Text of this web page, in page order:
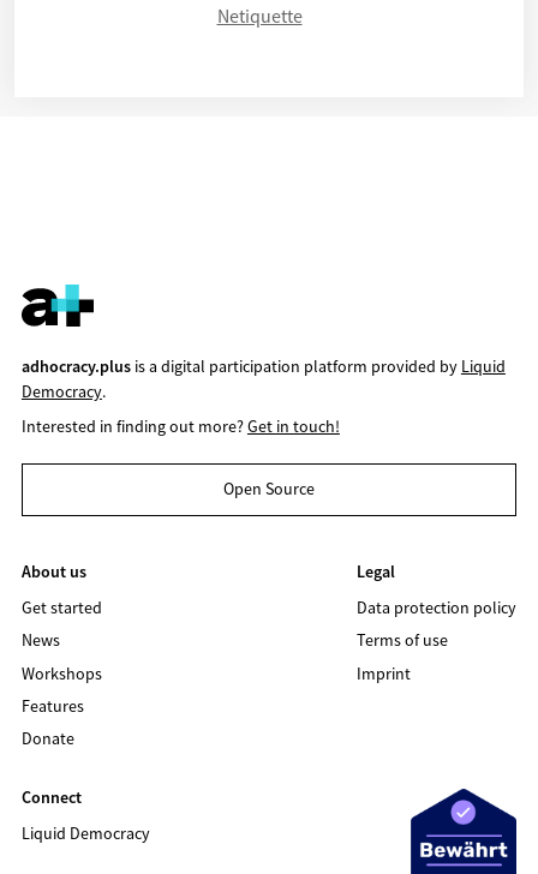
Netiquette
adhocracy.plusis a digital participation platform provided by Liquid
Democracy.
Interested in finding out more?Get in touch!
Open Source
About us
Get started
News
Workshops
Features
Donate
Legal
Data protection policy
Terms of use
Imprint
Connect
Liquid Democracy